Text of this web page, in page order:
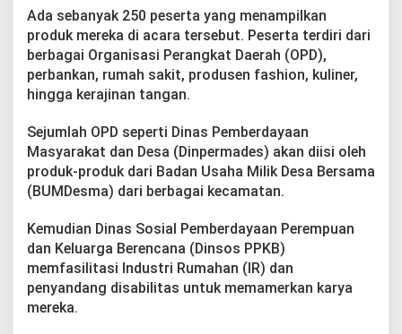
2
0
4
Ada sebanyak 250 peserta yang menampilkan
produk mereka di acara tersebut. Peserta terdiri dari
berbagai Organisasi Perangkat Daerah (OPD),
perbankan, rumah sakit, produsen fashion, kuliner,
hingga kerajinan tangan.
Sejumlah OPD seperti Dinas Pemberdayaan
Masyarakat dan Desa (Dinpermades) akan diisi oleh
produk-produk dari Badan Usaha Milik Desa Bersama
(BUMDesma) dari berbagai kecamatan.
Kemudian Dinas Sosial Pemberdayaan Perempuan
dan Keluarga Berencana (Dinsos PPKB)
memfasilitasi Industri Rumahan (IR) dan
penyandang disabilitas untuk memamerkan karya
mereka.